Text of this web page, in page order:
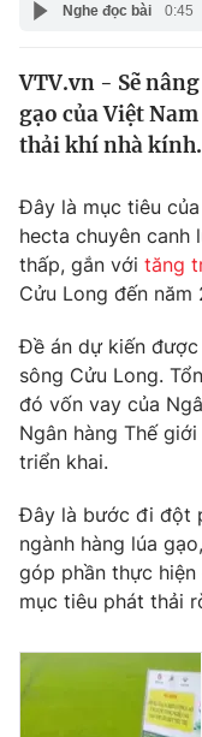
Y tế
Thế giới
Tin tức
Câu chuyện quốc tế
Kinh tế
Tài chính
Thị trường
Góc doanh nghiệp
Dữ liệu và đời
Truyền hình
Phim VTV
Hậu trường
Nhân vật
Giải sao mai
Giải trí
Điện ảnh
Âm nhạc
Sao
Đời sống
Làm đẹp
Chất lượng cuộc
Giáo dục
Tuyển sinh
Học trực tuyến
Công nghệ
Sản phẩm
Giao lưu trực
Lịch phát sóng
Nghe đọc bài 0:45
VTV.vn - Sẽ
gạo của Việt
thải khí nhà kính.
Đây là mục tiêu
hecta chuyên canh
thấp, gắn với tăng
Cửu Long đến năm
Đề án dự kiến
sông Cửu Long.
đó vốn vay của
Ngân hàng Thế
triển khai.
Đây là bước đi đột
ngành hàng lúa
góp phần thực
mục tiêu phát thải